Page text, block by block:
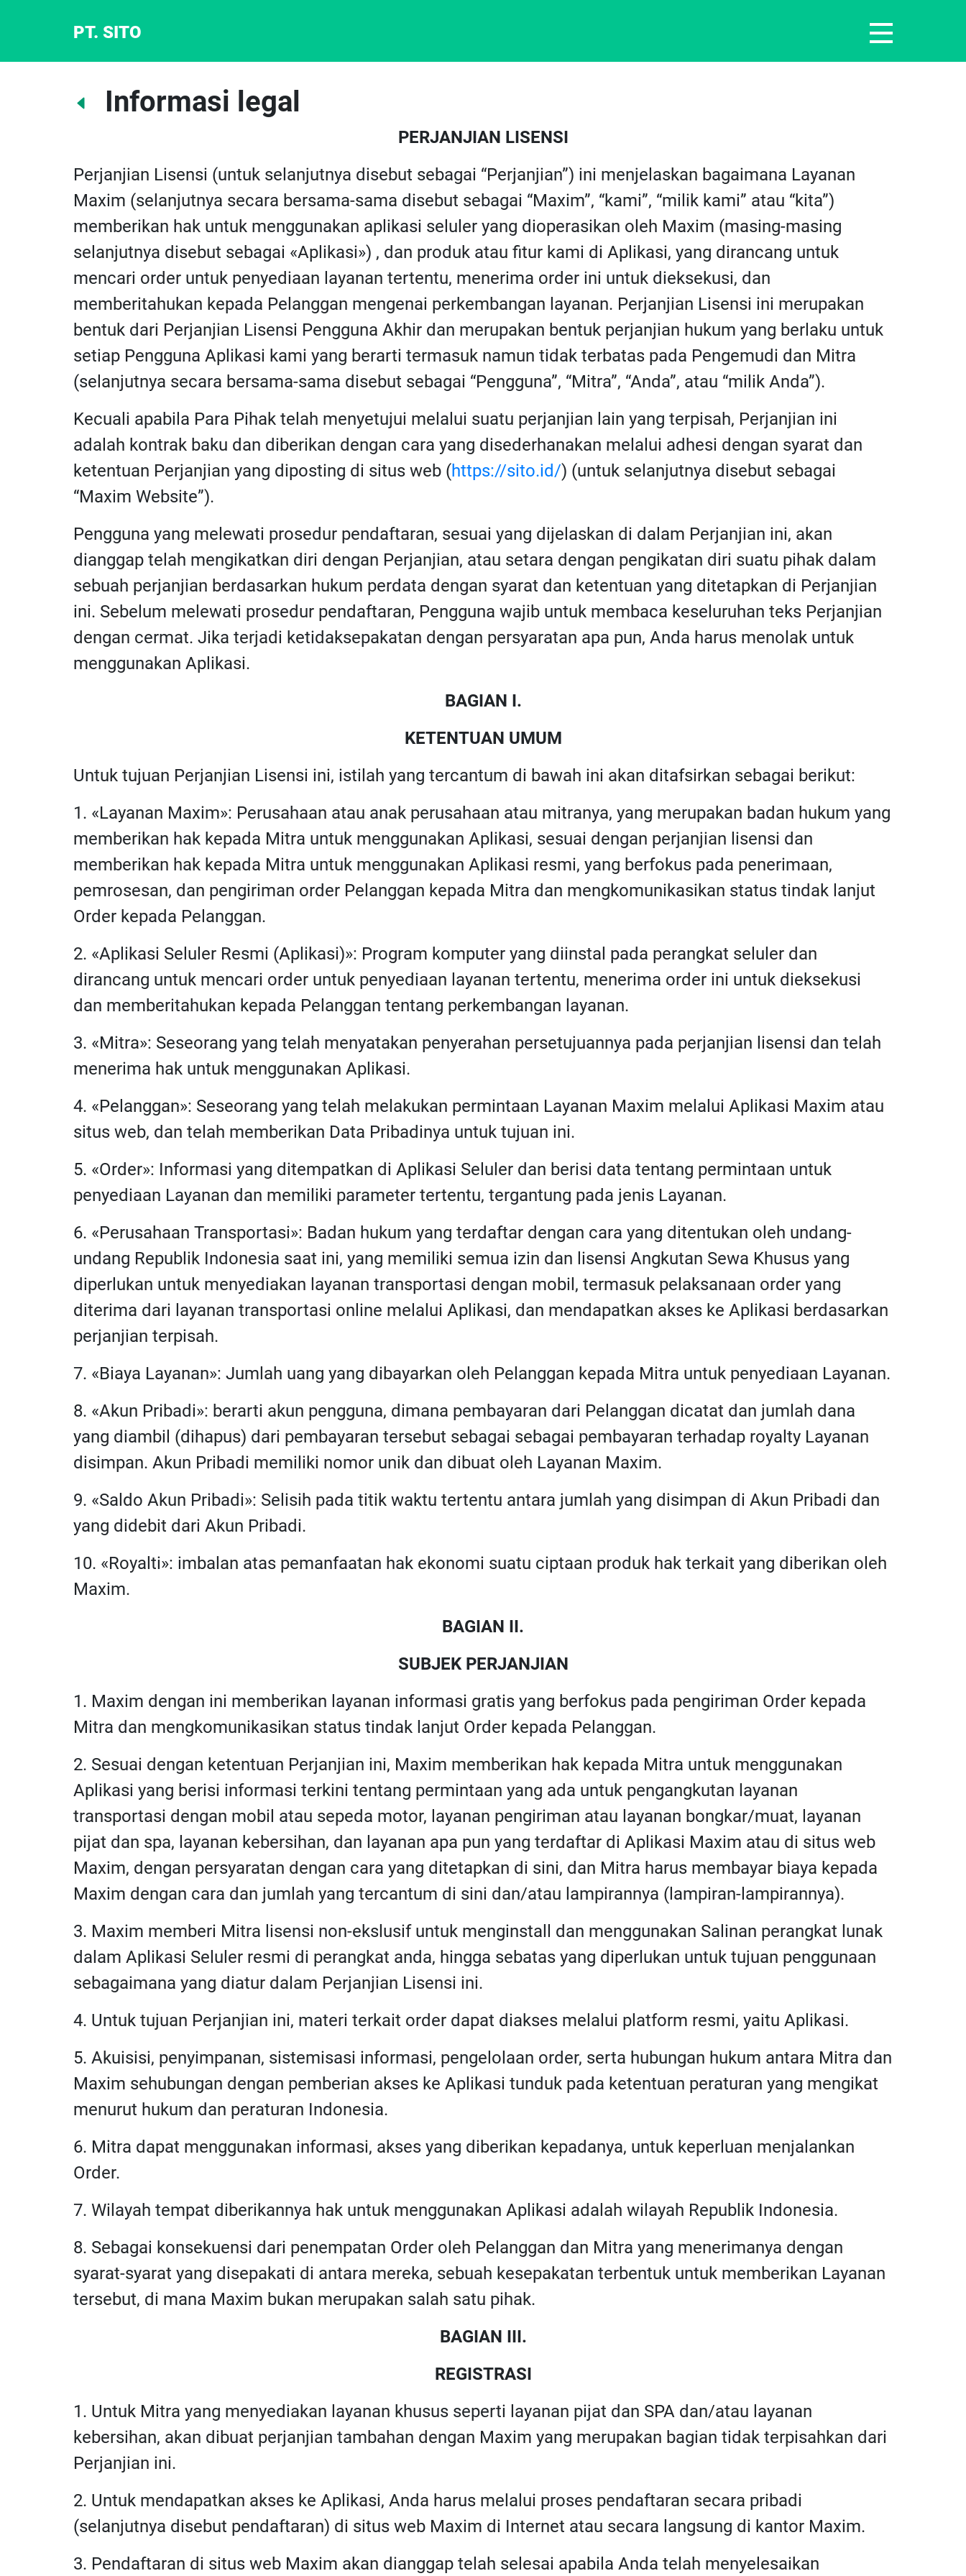
PT. SITO
Informasi legal
PERJANJIAN LISENSI
Perjanjian Lisensi (untuk selanjutnya disebut sebagai “Perjanjian”) ini menjelaskan bagaimana Layanan
Maxim (selanjutnya secara bersama-sama disebut sebagai “Maxim”, “kami”, “milik kami” atau “kita”)
memberikan hak untuk menggunakan aplikasi seluler yang dioperasikan oleh Maxim (masing-masing
selanjutnya disebut sebagai «Aplikasi») , dan produk atau fitur kami di Aplikasi, yang dirancang untuk
mencari order untuk penyediaan layanan tertentu, menerima order ini untuk dieksekusi, dan
memberitahukan kepada Pelanggan mengenai perkembangan layanan. Perjanjian Lisensi ini merupakan
bentuk dari Perjanjian Lisensi Pengguna Akhir dan merupakan bentuk perjanjian hukum yang berlaku untuk
setiap Pengguna Aplikasi kami yang berarti termasuk namun tidak terbatas pada Pengemudi dan Mitra
(selanjutnya secara bersama-sama disebut sebagai “Pengguna”, “Mitra”, “Anda”, atau “milik Anda”).
Kecuali apabila Para Pihak telah menyetujui melalui suatu perjanjian lain yang terpisah, Perjanjian ini
adalah kontrak baku dan diberikan dengan cara yang disederhanakan melalui adhesi dengan syarat dan
ketentuan Perjanjian yang diposting di situs web (https://sito.id/) (untuk selanjutnya disebut sebagai
“Maxim Website”).
Pengguna yang melewati prosedur pendaftaran, sesuai yang dijelaskan di dalam Perjanjian ini, akan
dianggap telah mengikatkan diri dengan Perjanjian, atau setara dengan pengikatan diri suatu pihak dalam
sebuah perjanjian berdasarkan hukum perdata dengan syarat dan ketentuan yang ditetapkan di Perjanjian
ini. Sebelum melewati prosedur pendaftaran, Pengguna wajib untuk membaca keseluruhan teks Perjanjian
dengan cermat. Jika terjadi ketidaksepakatan dengan persyaratan apa pun, Anda harus menolak untuk
menggunakan Aplikasi.
BAGIAN I.
KETENTUAN UMUM
Untuk tujuan Perjanjian Lisensi ini, istilah yang tercantum di bawah ini akan ditafsirkan sebagai berikut:
1. «Layanan Maxim»: Perusahaan atau anak perusahaan atau mitranya, yang merupakan badan hukum yang
memberikan hak kepada Mitra untuk menggunakan Aplikasi, sesuai dengan perjanjian lisensi dan
memberikan hak kepada Mitra untuk menggunakan Aplikasi resmi, yang berfokus pada penerimaan,
pemrosesan, dan pengiriman order Pelanggan kepada Mitra dan mengkomunikasikan status tindak lanjut
Order kepada Pelanggan.
2. «Aplikasi Seluler Resmi (Aplikasi)»: Program komputer yang diinstal pada perangkat seluler dan
dirancang untuk mencari order untuk penyediaan layanan tertentu, menerima order ini untuk dieksekusi
dan memberitahukan kepada Pelanggan tentang perkembangan layanan.
3. «Mitra»: Seseorang yang telah menyatakan penyerahan persetujuannya pada perjanjian lisensi dan telah
menerima hak untuk menggunakan Aplikasi.
4. «Pelanggan»: Seseorang yang telah melakukan permintaan Layanan Maxim melalui Aplikasi Maxim atau
situs web, dan telah memberikan Data Pribadinya untuk tujuan ini.
5. «Order»: Informasi yang ditempatkan di Aplikasi Seluler dan berisi data tentang permintaan untuk
penyediaan Layanan dan memiliki parameter tertentu, tergantung pada jenis Layanan.
6. «Perusahaan Transportasi»: Badan hukum yang terdaftar dengan cara yang ditentukan oleh undang-
undang Republik Indonesia saat ini, yang memiliki semua izin dan lisensi Angkutan Sewa Khusus yang
diperlukan untuk menyediakan layanan transportasi dengan mobil, termasuk pelaksanaan order yang
diterima dari layanan transportasi online melalui Aplikasi, dan mendapatkan akses ke Aplikasi berdasarkan
perjanjian terpisah.
7. «Biaya Layanan»: Jumlah uang yang dibayarkan oleh Pelanggan kepada Mitra untuk penyediaan Layanan.
8. «Akun Pribadi»: berarti akun pengguna, dimana pembayaran dari Pelanggan dicatat dan jumlah dana
yang diambil (dihapus) dari pembayaran tersebut sebagai sebagai pembayaran terhadap royalty Layanan
disimpan. Akun Pribadi memiliki nomor unik dan dibuat oleh Layanan Maxim.
9. «Saldo Akun Pribadi»: Selisih pada titik waktu tertentu antara jumlah yang disimpan di Akun Pribadi dan
yang didebit dari Akun Pribadi.
10. «Royalti»: imbalan atas pemanfaatan hak ekonomi suatu ciptaan produk hak terkait yang diberikan oleh
Maxim.
BAGIAN II.
SUBJEK PERJANJIAN
1. Maxim dengan ini memberikan layanan informasi gratis yang berfokus pada pengiriman Order kepada
Mitra dan mengkomunikasikan status tindak lanjut Order kepada Pelanggan.
2. Sesuai dengan ketentuan Perjanjian ini, Maxim memberikan hak kepada Mitra untuk menggunakan
Aplikasi yang berisi informasi terkini tentang permintaan yang ada untuk pengangkutan layanan
transportasi dengan mobil atau sepeda motor, layanan pengiriman atau layanan bongkar/muat, layanan
pijat dan spa, layanan kebersihan, dan layanan apa pun yang terdaftar di Aplikasi Maxim atau di situs web
Maxim, dengan persyaratan dengan cara yang ditetapkan di sini, dan Mitra harus membayar biaya kepada
Maxim dengan cara dan jumlah yang tercantum di sini dan/atau lampirannya (lampiran-lampirannya).
3. Maxim memberi Mitra lisensi non-ekslusif untuk menginstall dan menggunakan Salinan perangkat lunak
dalam Aplikasi Seluler resmi di perangkat anda, hingga sebatas yang diperlukan untuk tujuan penggunaan
sebagaimana yang diatur dalam Perjanjian Lisensi ini.
4. Untuk tujuan Perjanjian ini, materi terkait order dapat diakses melalui platform resmi, yaitu Aplikasi.
5. Akuisisi, penyimpanan, sistemisasi informasi, pengelolaan order, serta hubungan hukum antara Mitra dan
Maxim sehubungan dengan pemberian akses ke Aplikasi tunduk pada ketentuan peraturan yang mengikat
menurut hukum dan peraturan Indonesia.
6. Mitra dapat menggunakan informasi, akses yang diberikan kepadanya, untuk keperluan menjalankan
Order.
7. Wilayah tempat diberikannya hak untuk menggunakan Aplikasi adalah wilayah Republik Indonesia.
8. Sebagai konsekuensi dari penempatan Order oleh Pelanggan dan Mitra yang menerimanya dengan
syarat-syarat yang disepakati di antara mereka, sebuah kesepakatan terbentuk untuk memberikan Layanan
tersebut, di mana Maxim bukan merupakan salah satu pihak.
BAGIAN III.
REGISTRASI
1. Untuk Mitra yang menyediakan layanan khusus seperti layanan pijat dan SPA dan/atau layanan
kebersihan, akan dibuat perjanjian tambahan dengan Maxim yang merupakan bagian tidak terpisahkan dari
Perjanjian ini.
2. Untuk mendapatkan akses ke Aplikasi, Anda harus melalui proses pendaftaran secara pribadi
(selanjutnya disebut pendaftaran) di situs web Maxim di Internet atau secara langsung di kantor Maxim.
3. Pendaftaran di situs web Maxim akan dianggap telah selesai apabila Anda telah menyelesaikan